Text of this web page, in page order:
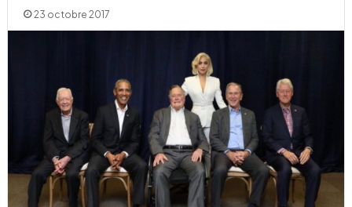
23 octobre 2017